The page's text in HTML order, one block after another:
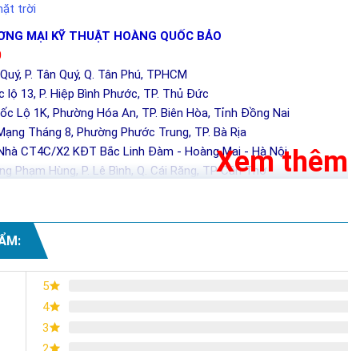
trời
MẠI KỸ THUẬT HOÀNG QUỐC BẢO
P. Tân Quý, Q. Tân Phú, TPHCM
13, P. Hiệp Bình Phước, TP. Thủ Đức
Lộ 1K, Phường Hóa An, TP. Biên Hòa, Tỉnh Đồng Nai
Tháng 8, Phường Phước Trung, TP. Bà Rịa
CT4C/X2 KĐT Bắc Linh Đàm - Hoàng Mai - Hà Nội
Phạm Hùng, P. Lê Bình, Q. Cái Răng, TP Cần ThơXem thêm
5
4
3